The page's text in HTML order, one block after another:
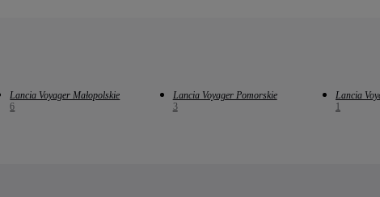
Lancia Voyager Małopolskie
6
Lancia Voyager Pomorskie
3
Lancia
1